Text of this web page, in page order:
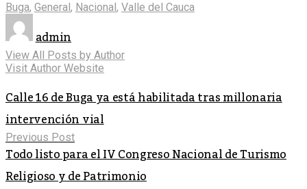
Buga, General, Nacional, Valle del Cauca
admin
View All Posts by Author
Visit Author Website
Calle 16 de Buga ya está habilitada tras millonaria
intervención vial
Previous Post
Todo listo para el IV Congreso Nacional de Turismo
Religioso y de Patrimonio